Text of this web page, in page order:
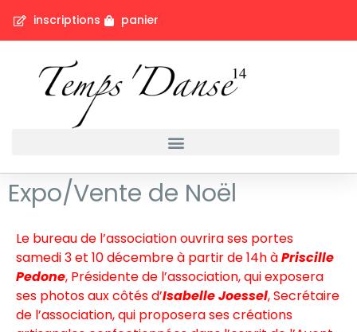
inscriptions panier
Expo/Vente de Noël
Le bureau de l’association ouvrira ses portes
samedi 3 et 10 décembre à partir de 14h àPriscille
Pedone, Présidente de l’association, qui exposera
ses photos aux côtés d’Isabelle Joessel, Secrétaire
de l’association, qui proposera ses créations